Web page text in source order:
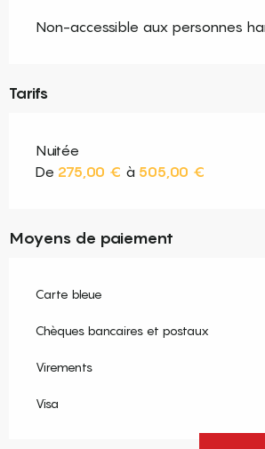
Non-accessible aux personnes
Tarifs
Nuitée
De 275,00 € à 505,00 €
Moyens de paiement
Carte bleue
Chèques bancaires et postaux
Virements
Visa